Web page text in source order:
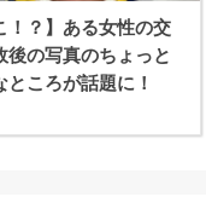
！？】ある女性の交
後の写真のちょっと
ところが話題に！